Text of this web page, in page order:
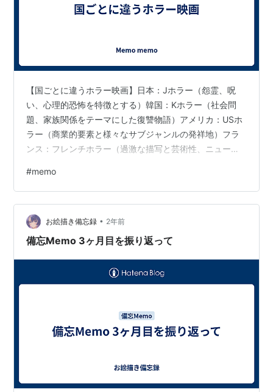
【国ごとに違うホラー映画】日本：Jホラー（怨霊、呪
い、心理的恐怖を特徴とする）韓国：Kホラー（社会問
題、家族関係をテーマにした復讐物語）アメリカ：USホ
ラー（商業的要素と様々なサブジャンルの発祥地）フラ
ンス：フレンチホラー（過激な描写と芸術性、ニューフ
ャッロ（視覚的に鮮やかで様式的な恐怖）スペイン：ス
パニッシュホラー（ゴシック要素と宗教的テーマ）オー
ストラリア：オーストラリアンホラー（孤立した環境で
の生存恐怖）インドネシア：インドネシアンホラー（民
間信仰と宗教的要素）タイ：タイホラー（仏教信仰と幽
#memo
お絵描き備忘録 • 2年前
備忘Memo 3ヶ月目を振り返って